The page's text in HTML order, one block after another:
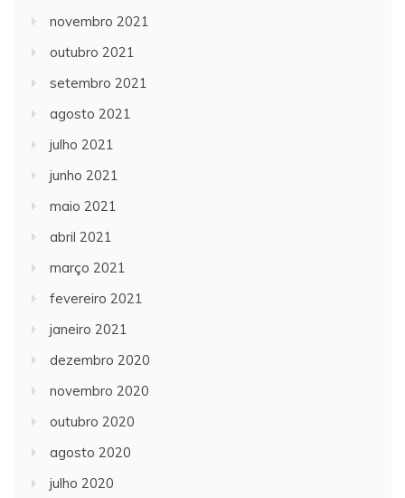
novembro 2021
outubro 2021
setembro 2021
agosto 2021
julho 2021
junho 2021
maio 2021
abril 2021
março 2021
fevereiro 2021
janeiro 2021
dezembro 2020
novembro 2020
outubro 2020
agosto 2020
julho 2020